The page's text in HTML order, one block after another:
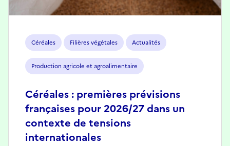
Céréales Filières végétales Actualités
Production agricole et agroalimentaire
Céréales : premières prévisions
françaises pour 2026/27 dans un
contexte de tensions
internationales